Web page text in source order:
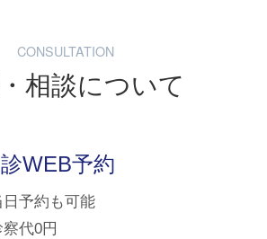
CONSULTATION
相談について
WEB予約
日予約も可能
察代0円